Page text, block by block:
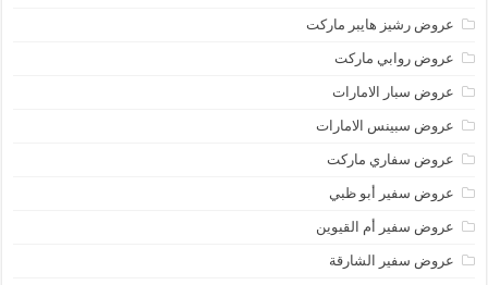
عروض رشيز هايبر ماركت
عروض روابي ماركت
عروض سبار الامارات
عروض سبينس الامارات
عروض سفاري ماركت
عروض سفير أبو ظبي
عروض سفير أم القيوين
عروض سفير الشارقة